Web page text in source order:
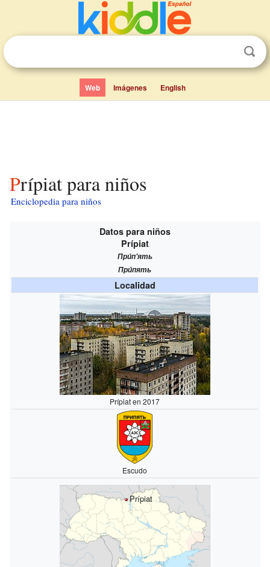
Web Imágenes English
Prípiat para niños
Enciclopedia para niños
Datos para niños
Prípiat
При́п'ять
При́пять
Localidad
Prípiat en 2017
Escudo
Prípiat